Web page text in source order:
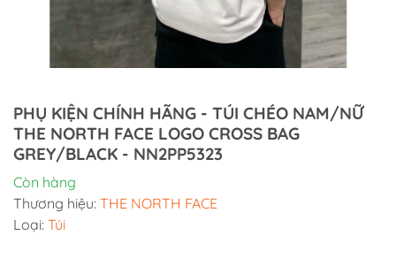
PHỤ KIỆN CHÍNH HÃNG - TÚI CHÉO NAM/NỮ
THE NORTH FACE LOGO CROSS BAG
GREY/BLACK - NN2PP5323
Còn hàng
Thương hiệu: THE NORTH FACE
Loại: Túi